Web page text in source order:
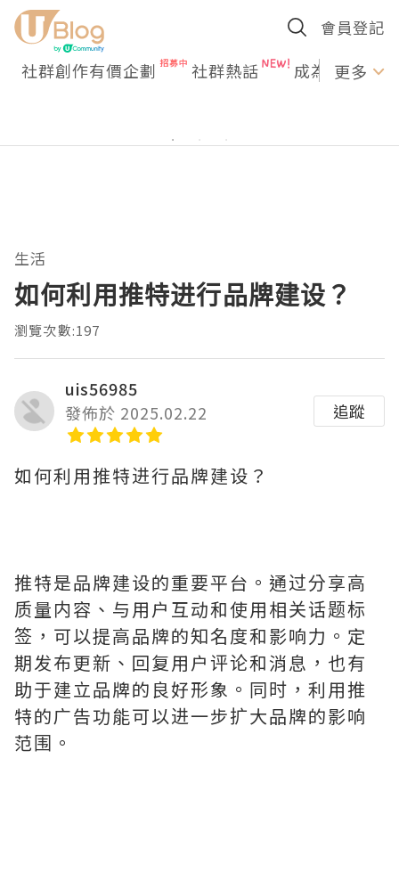
會員登記
社群創作有價企劃 社群熱話 成為U更多
生活
如何利用推特进行品牌建设？
瀏覽次數:197
uis56985
發佈於 2025.02.22
追蹤
如何利用推特进行品牌建设？
推特是品牌建设的重要平台。通过分享高
质量内容、与用户互动和使用相关话题标
签，可以提高品牌的知名度和影响力。定
期发布更新、回复用户评论和消息，也有
助于建立品牌的良好形象。同时，利用推
特的广告功能可以进一步扩大品牌的影响
范围。